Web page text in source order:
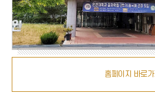
홈페이지 바로가